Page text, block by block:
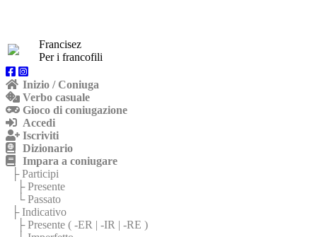
Francisez
Per i francofili
Inizio / Coniuga
Verbo casuale
Gioco di coniugazione
Accedi
Iscriviti
Dizionario
Impara a coniugare
├ Participi
├ Presente
└ Passato
├ Indicativo
├ Presente ( -ER | -IR | -RE )